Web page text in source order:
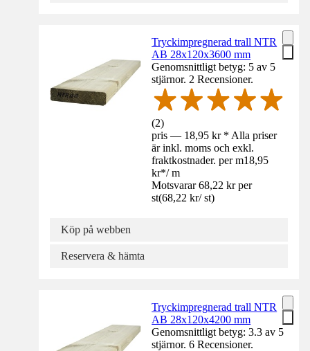
Tryckimpregnerad trall NTR
AB 28x120x3600 mm
Genomsnittligt betyg: 5 av 5
stjärnor. 2 Recensioner.
(2)
pris — 18,95 kr * Alla priser
är inkl. moms och exkl.
fraktkostnader. per m18,95
kr*/ m
Motsvarar 68,22 kr per
st(68,22 kr/ st)
Köp på webben
Reservera & hämta
Tryckimpregnerad trall NTR
AB 28x120x4200 mm
Genomsnittligt betyg: 3.3 av 5
stjärnor. 6 Recensioner.